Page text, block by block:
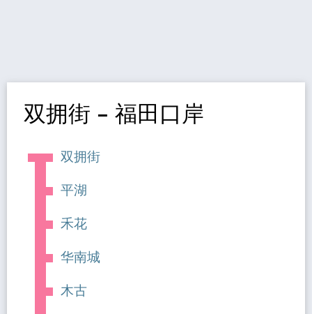
双拥街 – 福田口岸
双拥街
平湖
禾花
华南城
木古